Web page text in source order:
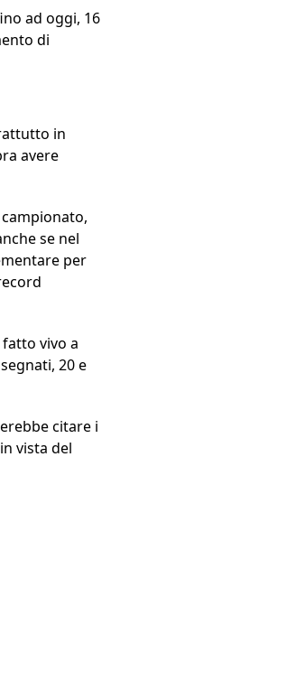
ad oggi, 16
di
in
avere
se nel
per
vivo a
20 e
citare i
vista del